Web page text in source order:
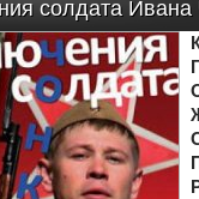
солдата Ивана